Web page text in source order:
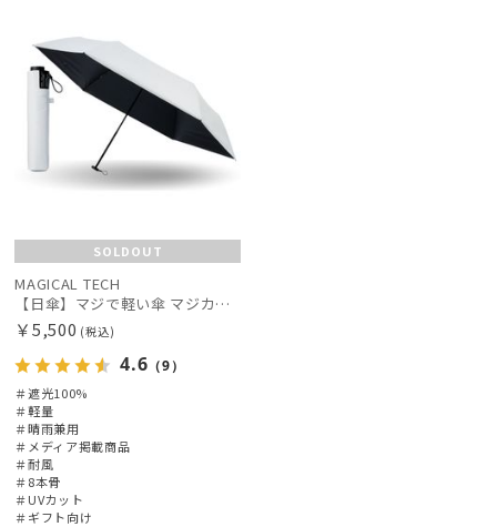
SOLDOUT
MAGICAL TECH
【日傘】マジで軽い傘 マジカルテックプロテクション（MAGICAL TECH PROTECTION）Tough W rib55cm 耐風 軽量 遮光100
￥5,500 (税込)
4.6 （9）
＃遮光100%
＃軽量
＃晴雨兼用
＃メディア掲載商品
＃耐風
＃8本骨
＃UVカット
＃ギフト向け